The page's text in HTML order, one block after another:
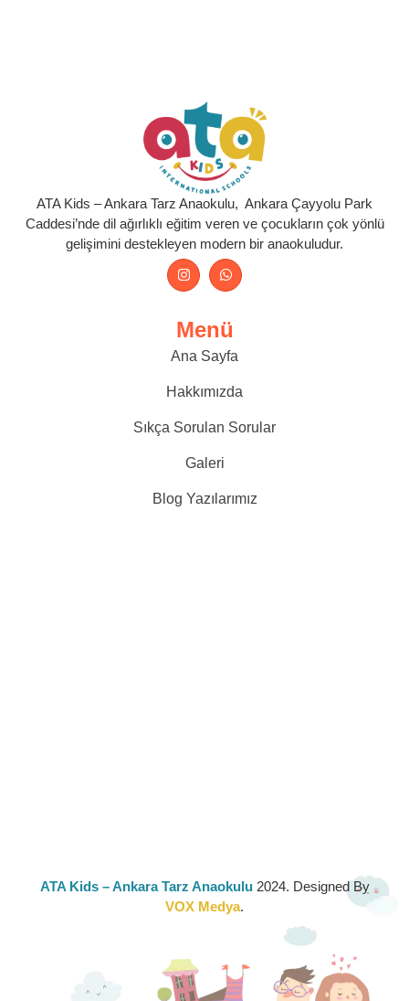
ATA Kids – Ankara Tarz Anaokulu, Ankara Çayyolu Park
Caddesi’nde dil ağırlıklı eğitim veren ve çocukların çok yönlü
gelişimini destekleyen modern bir anaokuludur.
Menü
Ana Sayfa
Hakkımızda
Sıkça Sorulan Sorular
Galeri
Blog Yazılarımız
ATA Kids – Ankara Tarz Anaokulu2024. Designed By
VOX Medya.